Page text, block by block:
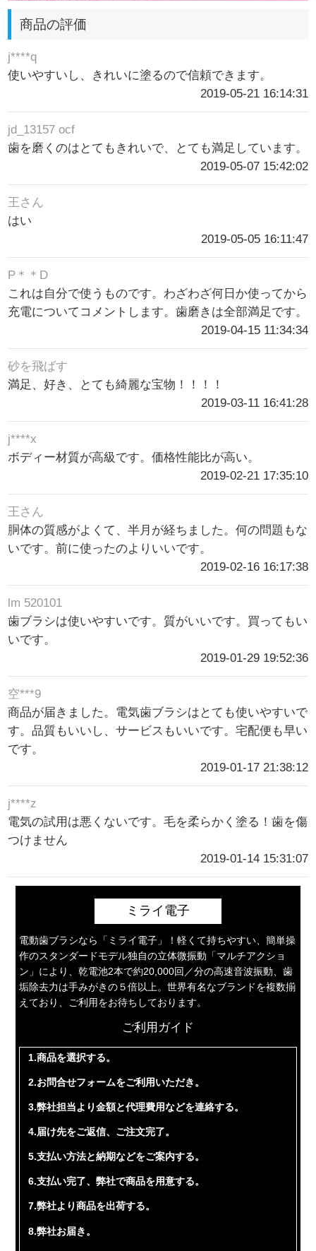
商品の評価
j****q
使いやすいし、きれいに塗るので信頼できます。
2019-05-21 16:14:31
jd_13157 ocf
歯を磨くのはとてもきれいで、とても満足しています。
2019-05-07 15:42:02
王さん
はい
2019-05-05 16:11:47
P＊＊D
これは自分で使うものです。わざわざ何日か使ってから
充電についてコメントします。歯磨きは全部満足です。
2019-04-15 11:34:34
砂を飛ばす
満足、好き、とても綺麗な宝物！！！！
2019-03-11 16:41:28
j****x
ボディー材質が高級です。価格性能比が高い。
2019-02-21 17:35:10
王さん
胴体の質感がよくて、半月が経ちました。何の問題もな
いです。前に使ったのよりいいです。
2019-02-16 16:17:38
lm 520101
歯ブラシは使いやすいです。質がいいです。買ってもい
いです。
2019-01-29 19:52:36
空***9
商品が届きました。電気歯ブラシはとても使いやすいで
す。品質もいいし、サービスもいいです。宅配便も早い
です。
2019-01-17 21:38:12
j****z
電気の試用は悪くないです。毛を柔らかく塗る！歯を傷
つけません
2019-01-14 15:31:07
ミライ電子
電動歯ブラシなら「ミライ電子」！軽くて持ちやすい、簡単操
作のスタンダードモデル独自の立体微振動「マルチアクショ
ン」により、乾電池2本で約20,000回／分の高速音波振動、歯
垢除去力は手みがきの５倍以上。世界有名なブランドを複数揃
えており、ご利用をお待ちしております。
ご利用ガイド
1.商品を選択する。
2.お問合せフォームをご利用いただき。
3.弊社担当より金額と代理費用などを連絡する。
4.届け先をご返信、ご注文完了。
5.支払い方法と納期などをご案内する。
6.支払い完了、弊社で商品を用意する。
7.弊社より商品を出荷する。
8.弊社お届き。